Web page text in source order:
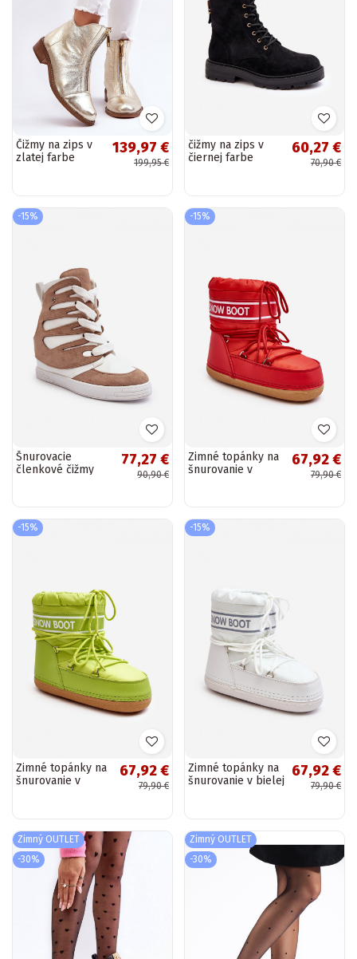
Čižmy na zips v
zlatej farbe
139,97 €
199,95 €
čižmy na zips v
čiernej farbe
60,27 €
70,90 €
-15%
Šnurovacie
členkové čižmy
77,27 €
90,90 €
-15%
Zimné topánky na
šnurovanie v
67,92 €
79,90 €
-15%
Zimné topánky na
šnurovanie v
67,92 €
79,90 €
-15%
Zimné topánky na
šnurovanie v bielej
67,92 €
79,90 €
Zimný OUTLET
-30%
Zimný OUTLET
-30%